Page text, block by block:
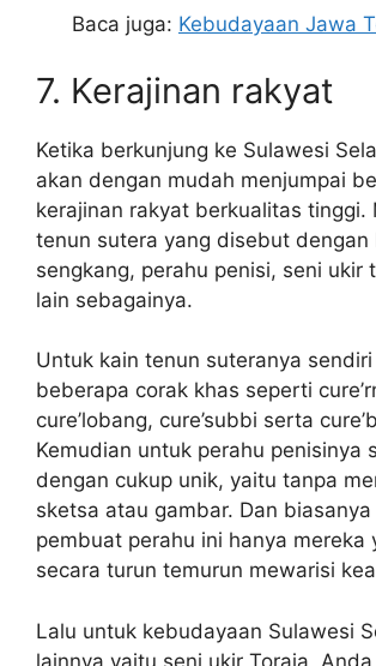
Baca juga: Kebudayaan Jawa
7. Kerajinan rakyat
Ketika berkunjung ke Sulawesi
akan dengan mudah menjumpai
kerajinan rakyat berkualitas tinggi.
tenun sutera yang disebut dengan
sengkang, perahu penisi, seni ukir
lain sebagainya.
Untuk kain tenun suteranya
beberapa corak khas seperti
cure’lobang, cure’subbi serta
Kemudian untuk perahu penisinya
dengan cukup unik, yaitu tanpa
sketsa atau gambar. Dan biasanya
pembuat perahu ini hanya mereka
secara turun temurun mewarisi
Lalu untuk kebudayaan Sulawesi
lainnya yaitu seni ukir Toraja,